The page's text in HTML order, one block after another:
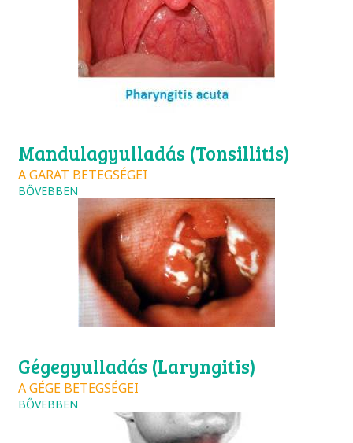
Mandulagyulladás (Tonsillitis)
A GARAT BETEGSÉGEI
BŐVEBBEN
Gégegyulladás (Laryngitis)
A GÉGE BETEGSÉGEI
BŐVEBBEN